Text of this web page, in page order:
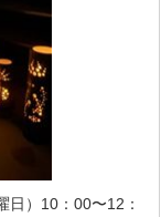
日）10：00〜12：